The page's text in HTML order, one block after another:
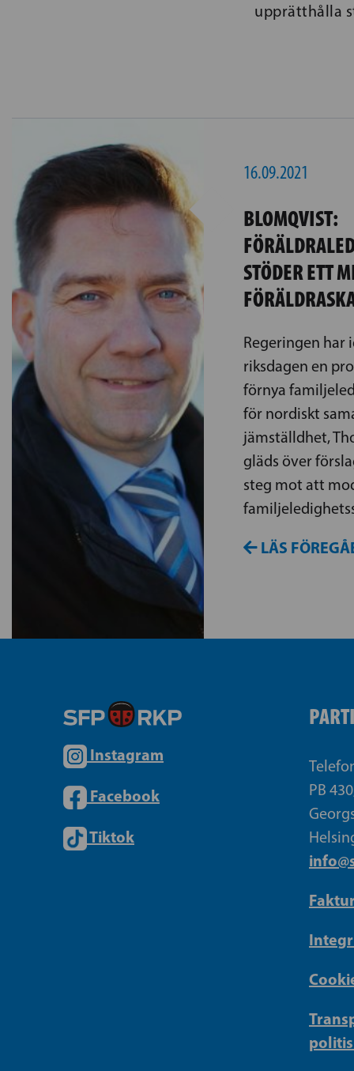
upprätthålla
16.09.2021
BLOMQVIST:
STÖDER ETT
Regeringen
riksdagen en
förnya
för nordiskt
jämställdhet,
gläds över
steg mot att
LÄS
Instagram
Facebook
Tiktok
PB